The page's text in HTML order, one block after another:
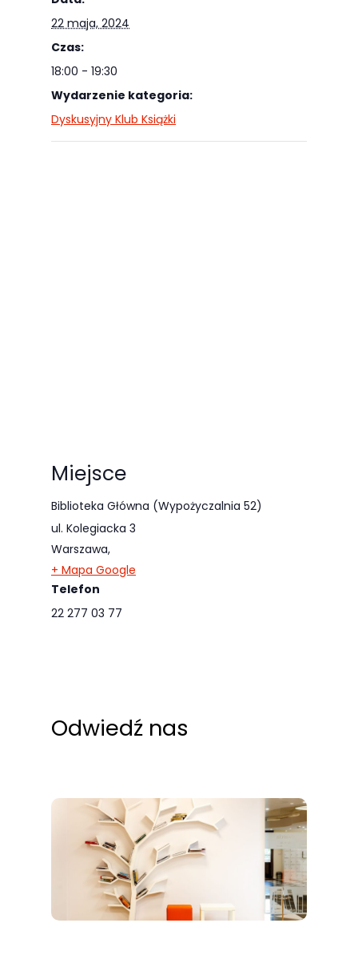
22 maja, 2024
Czas:
18:00 - 19:30
Wydarzenie kategoria:
Dyskusyjny Klub Książki
Miejsce
Biblioteka Główna (Wypożyczalnia 52)
ul. Kolegiacka 3
Warszawa,
+ Mapa Google
Telefon
22 277 03 77
Odwiedź nas